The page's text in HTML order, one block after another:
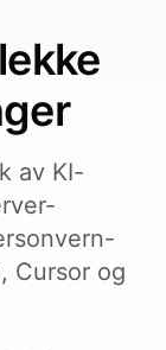
av KI-
Cursor og